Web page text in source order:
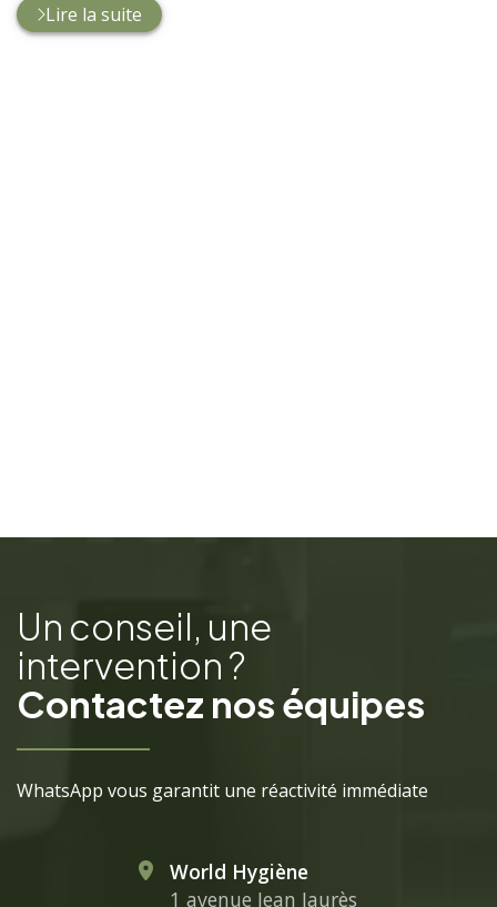
Lire la suite
Un conseil, une
intervention ?
Contactez nos équipes
WhatsApp vous garantit une réactivité immédiate
World Hygiène
1 avenue Jean Jaurès